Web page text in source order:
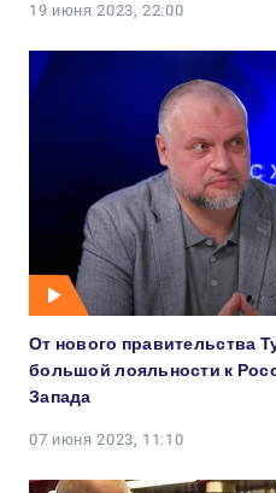
19 июня 2023, 22:00
От нового правительства
большой лояльности к
Запада
07 июня 2023, 11:10